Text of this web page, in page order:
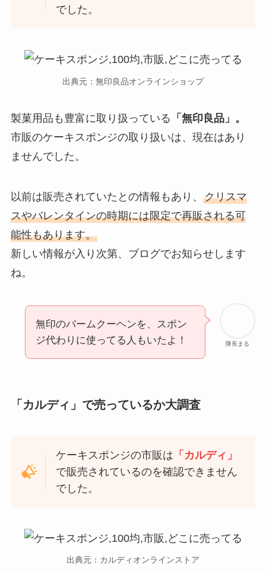
でした。
出典元：無印良品オンラインショップ
製菓用品も豊富に取り扱っている 「無印良品」。
市販のケーキスポンジの取り扱いは、現在はあり
ませんでした。
以前は販売されていたとの情報もあり、 クリスマ
スやバレンタインの時期には限定で再販される可
能性もあります。
新しい情報が入り次第、ブログでお知らせします
ね。
隊長まる
無印のバームクーヘンを、スポン
ジ代わりに使ってる人もいたよ！
「カルディ」で売っているか大調査
ケーキスポンジの市販は 「カルディ」
で販売されているのを確認できません
でした。
出典元：カルディオンラインストア